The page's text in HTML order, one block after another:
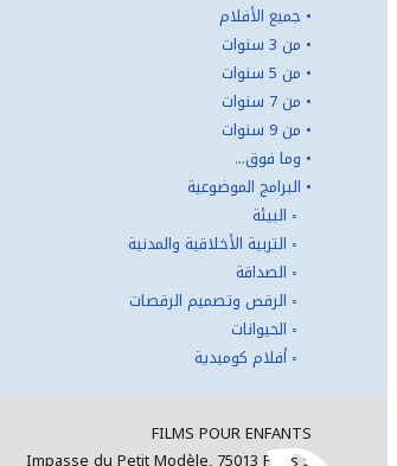
• جميع الأفلام
• من 3 سنوات
• من 5 سنوات
• من 7 سنوات
• من 9 سنوات
• وما فوق...
• البرامج الموضوعية
◦ البيئة
◦ التربية الأخلاقية والمدنية
◦ الصداقة
◦ الرقص وتصميم الرقصات
◦ الحيوانات
◦أفلام كوميدية
FILMS POUR ENFANTS